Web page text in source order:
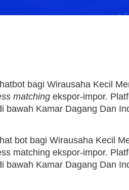
bagi Wirausaha Kecil
matching ekspor-impor.
bawah Kamar Dagang Dan
bot bagi Wirausaha Kecil
matching ekspor-impor.
bawah Kamar Dagang Dan